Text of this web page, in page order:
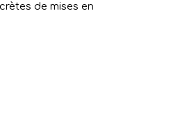
de mises en